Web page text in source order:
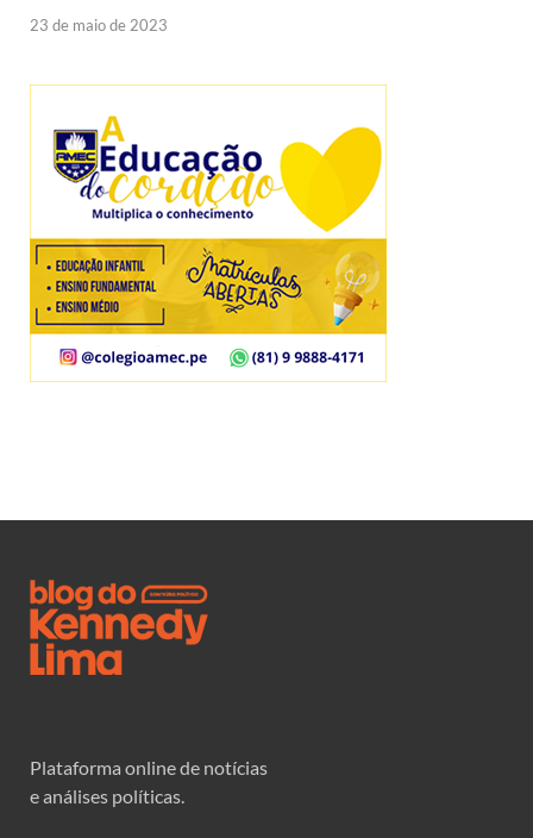
23 de maio de 2023
Plataforma online de notícias
e análises políticas.